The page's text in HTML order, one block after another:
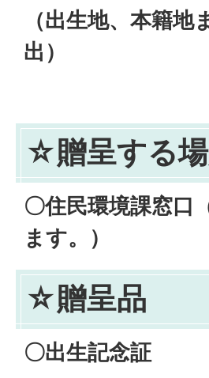
（出生地、本籍
出）
☆贈呈する
〇住民環境課窓口
ます。）
☆贈呈品
〇出生記念証